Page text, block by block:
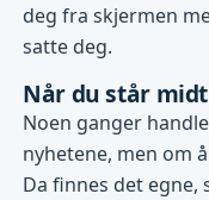
deg fra skjermen
satte deg.
Når du står
Noen ganger
nyhetene, men om
Da finnes det egne,